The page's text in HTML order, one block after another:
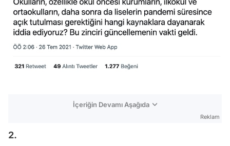
İçeriğin Devamı Aşağıda
Reklam
2.